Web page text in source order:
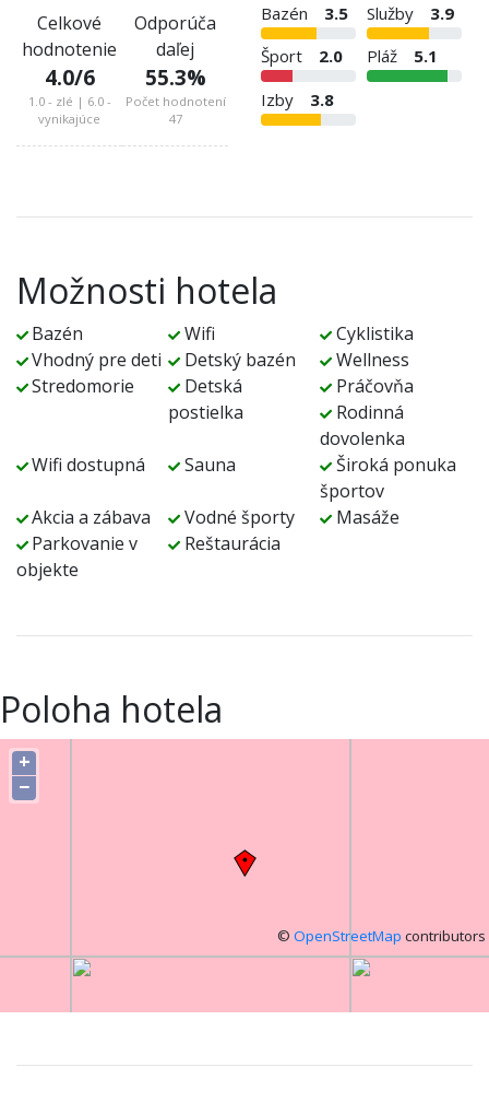
Celkové
hodnotenie
4.0/6
1.0 - zlé | 6.0 -
vynikajúce
Odporúča
daľej
55.3%
Počet hodnotení
47
Bazén
3.5 Služby
3.9
Šport
2.0 Pláž
5.1
Izby
3.8
Možnosti hotela
Bazén Wifi
Cyklistika
Vhodný pre deti
Detský bazén
Wellness
Stredomorie
Detská
postielka
Práčovňa
Rodinná
dovolenka
Wifi dostupná
Sauna
Široká ponuka
športov
Akcia a zábava
Vodné športy
Masáže
Parkovanie v
objekte
Reštaurácia
Poloha hotela
+
−
© OpenStreetMap contributors